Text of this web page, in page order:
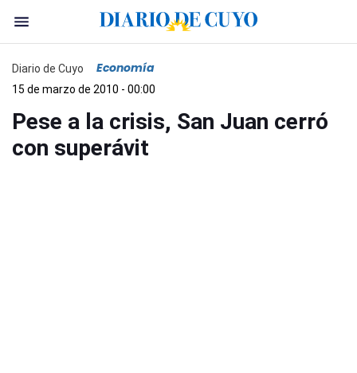
Diario de Cuyo Economía
15 de marzo de 2010 - 00:00
Pese a la crisis, San Juan cerró
con superávit